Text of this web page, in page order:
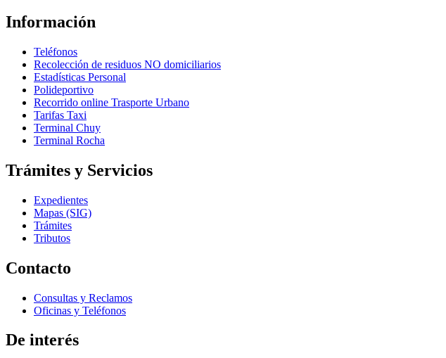
Información
Teléfonos
Recolección de residuos NO domiciliarios
Estadísticas Personal
Polideportivo
Recorrido online Trasporte Urbano
Tarifas Taxi
Terminal Chuy
Terminal Rocha
Trámites y Servicios
Expedientes
Mapas (SIG)
Trámites
Tributos
Contacto
Consultas y Reclamos
Oficinas y Teléfonos
De interés